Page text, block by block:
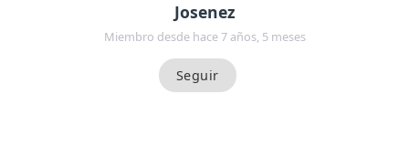
Josenez
Miembro desde hace 7 años, 5 meses